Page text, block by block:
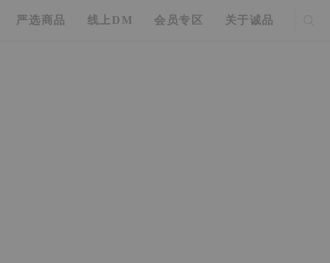
严选商品 线上DM 会员专区 关于诚品